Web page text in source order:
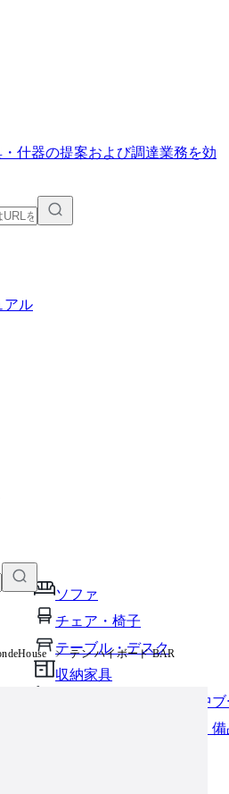
追加
アル
ソファ
チェア・椅子
テーブル・デスク
収納家具
パーソナルブース・集中
オフィスアクセサリー・
り付けて、カートに追加できます
テン ハイボード BAR